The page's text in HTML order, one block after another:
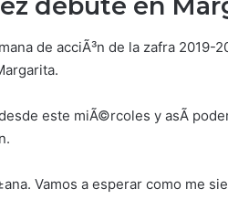
de acciÃ³n de la zafra
este miÃ©rcoles y asÃ­
Vamos a esperar como me